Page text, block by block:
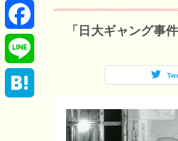
「日大ギャング事
T
w
i
t
F
a